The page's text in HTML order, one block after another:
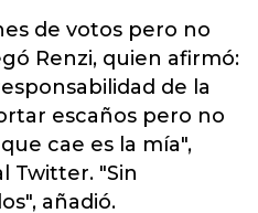
de votos pero no
Renzi, quien afirmó:
de la
escaños pero no
cae es la mía",
Twitter. "Sin
añadió.